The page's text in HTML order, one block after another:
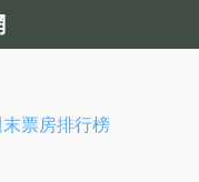
票房排行榜